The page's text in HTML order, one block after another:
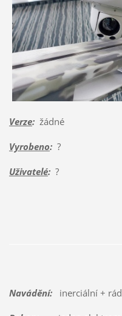
Verze:žádné
Vyrobeno:?
Uživatelé:?
Navádění:inerciální +